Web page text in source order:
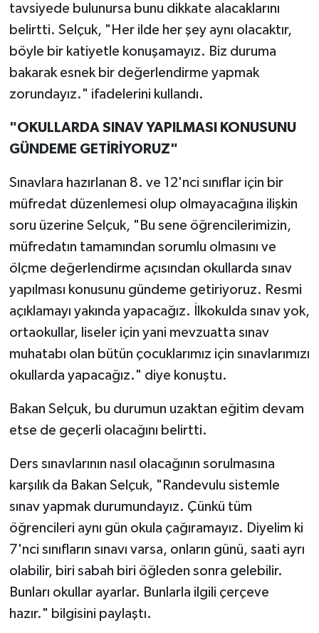
tavsiyede bulunursa bunu dikkate alacaklarını
belirtti. Selçuk, "Her ilde her şey aynı olacaktır,
böyle bir katiyetle konuşamayız. Biz duruma
bakarak esnek bir değerlendirme yapmak
zorundayız." ifadelerini kullandı.
"OKULLARDA SINAV YAPILMASI KONUSUNU
GÜNDEME GETİRİYORUZ"
Sınavlara hazırlanan 8. ve 12'nci sınıflar için bir
müfredat düzenlemesi olup olmayacağına ilişkin
soru üzerine Selçuk, "Bu sene öğrencilerimizin,
müfredatın tamamından sorumlu olmasını ve
ölçme değerlendirme açısından okullarda sınav
yapılması konusunu gündeme getiriyoruz. Resmi
açıklamayı yakında yapacağız. İlkokulda sınav yok,
ortaokullar, liseler için yani mevzuatta sınav
muhatabı olan bütün çocuklarımız için sınavlarımızı
okullarda yapacağız." diye konuştu.
Bakan Selçuk, bu durumun uzaktan eğitim devam
etse de geçerli olacağını belirtti.
Ders sınavlarının nasıl olacağının sorulmasına
karşılık da Bakan Selçuk, "Randevulu sistemle
sınav yapmak durumundayız. Çünkü tüm
öğrencileri aynı gün okula çağıramayız. Diyelim ki
7'nci sınıfların sınavı varsa, onların günü, saati ayrı
olabilir, biri sabah biri öğleden sonra gelebilir.
Bunları okullar ayarlar. Bunlarla ilgili çerçeve
hazır." bilgisini paylaştı.